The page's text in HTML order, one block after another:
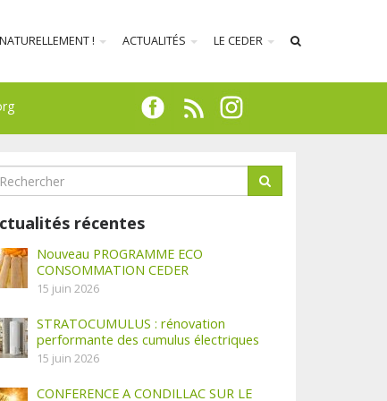
! ACTUALITÉS LE CEDER
récentes
Nouveau PROGRAMME ECO
CONSOMMATION CEDER
15 juin 2026
STRATOCUMULUS : rénovation
performante des cumulus électriques
15 juin 2026
CONFERENCE A CONDILLAC SUR LE